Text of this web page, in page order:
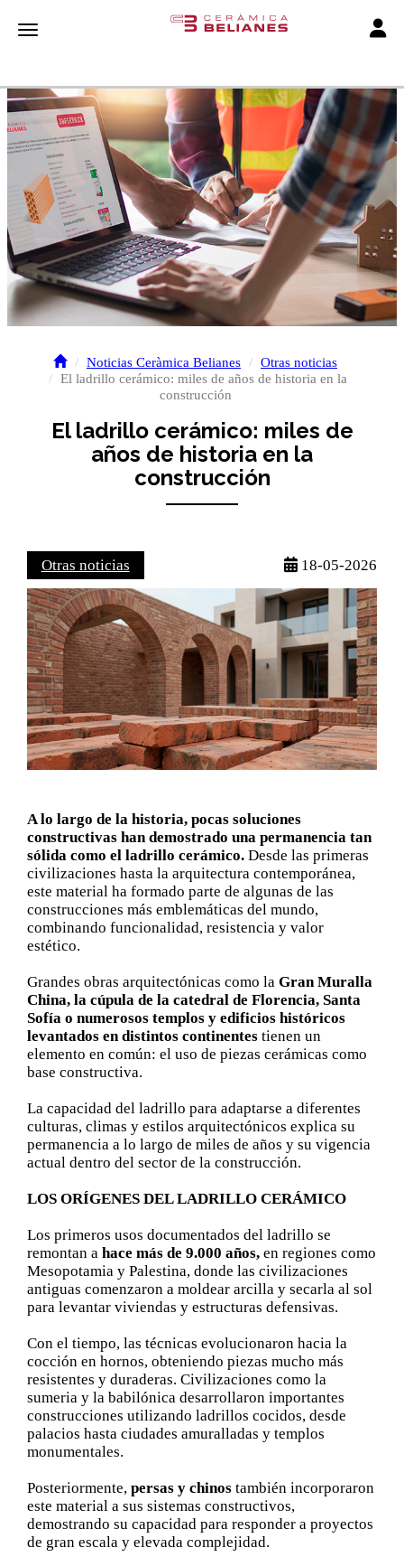
Toggle navigation
Noticias Ceràmica Belianes
Otras noticias
El ladrillo cerámico: miles de años de historia en la
construcción
El ladrillo cerámico: miles de
años de historia en la
construcción
Otras noticias 18-05-2026
A lo largo de la historia, pocas soluciones
constructivas han demostrado una permanencia tan
sólida como el ladrillo cerámico. Desde las primeras
civilizaciones hasta la arquitectura contemporánea,
este material ha formado parte de algunas de las
construcciones más emblemáticas del mundo,
combinando funcionalidad, resistencia y valor
estético.
Grandes obras arquitectónicas como la Gran Muralla
China, la cúpula de la catedral de Florencia, Santa
Sofía o numerosos templos y edificios históricos
levantados en distintos continentestienen un
elemento en común: el uso de piezas cerámicas como
base constructiva.
La capacidad del ladrillo para adaptarse a diferentes
culturas, climas y estilos arquitectónicos explica su
permanencia a lo largo de miles de años y su vigencia
actual dentro del sector de la construcción.
LOS ORÍGENES DEL LADRILLO CERÁMICO
Los primeros usos documentados del ladrillo se
remontan a hace más de 9.000 años,en regiones como
Mesopotamia y Palestina, donde las civilizaciones
antiguas comenzaron a moldear arcilla y secarla al sol
para levantar viviendas y estructuras defensivas.
Con el tiempo, las técnicas evolucionaron hacia la
cocción en hornos, obteniendo piezas mucho más
resistentes y duraderas. Civilizaciones como la
sumeria y la babilónica desarrollaron importantes
construcciones utilizando ladrillos cocidos, desde
palacios hasta ciudades amuralladas y templos
monumentales.
Posteriormente, persas y chinostambién incorporaron
este material a sus sistemas constructivos,
demostrando su capacidad para responder a proyectos
de gran escala y elevada complejidad.